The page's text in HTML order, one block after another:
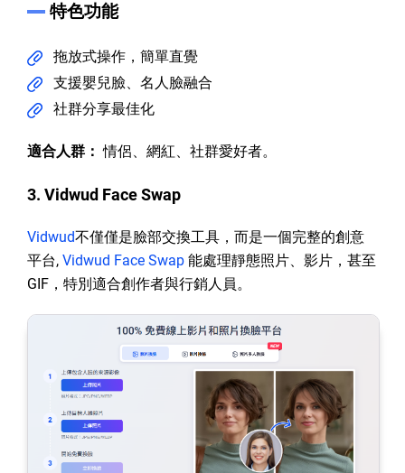
特色功能
拖放式操作，簡單直覺
支援嬰兒臉、名人臉融合
社群分享最佳化
適合人群： 情侶、網紅、社群愛好者。
3. Vidwud Face Swap
Vidwud不僅僅是臉部交換工具，而是一個完整的創意
平台, Vidwud Face Swap 能處理靜態照片、影片，甚至
GIF，特別適合創作者與行銷人員。